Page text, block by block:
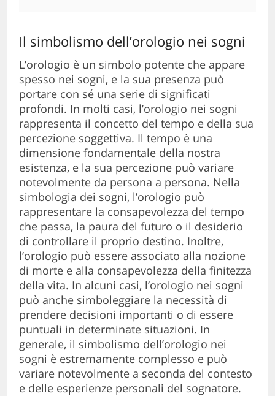
Il simbolismo dell’orologio nei sogni
L’orologio è un simbolo potente che appare
spesso nei sogni, e la sua presenza può
portare con sé una serie di significati
profondi. In molti casi, l’orologio nei sogni
rappresenta il concetto del tempo e della sua
percezione soggettiva. Il tempo è una
dimensione fondamentale della nostra
esistenza, e la sua percezione può variare
notevolmente da persona a persona. Nella
simbologia dei sogni, l’orologio può
rappresentare la consapevolezza del tempo
che passa, la paura del futuro o il desiderio
di controllare il proprio destino. Inoltre,
l’orologio può essere associato alla nozione
di morte e alla consapevolezza della finitezza
della vita. In alcuni casi, l’orologio nei sogni
può anche simboleggiare la necessità di
prendere decisioni importanti o di essere
puntuali in determinate situazioni. In
generale, il simbolismo dell’orologio nei
sogni è estremamente complesso e può
variare notevolmente a seconda del contesto
e delle esperienze personali del sognatore.